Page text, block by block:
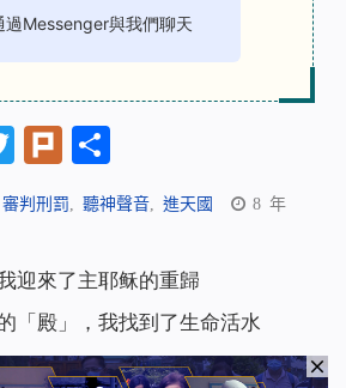
過Messenger與我們聊天
Twitter
Plurk
享
審判刑罰 聽神聲音 進天國
8 年
迎來了主耶稣的重歸
「殿」，我找到了生命活水